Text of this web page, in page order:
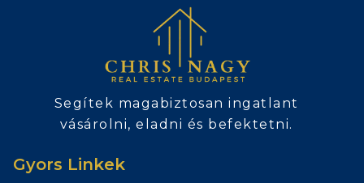
Segítek magabiztosan ingatlant
vásárolni, eladni és befektetni.
Gyors Linkek